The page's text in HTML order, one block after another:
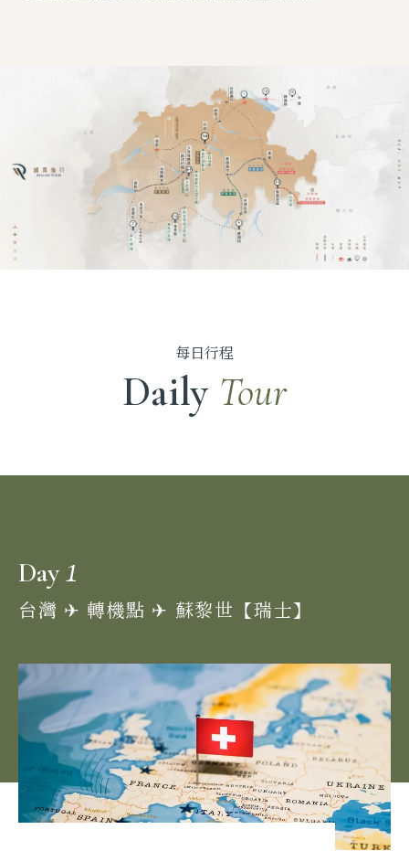
每日行程
Daily Tour
Day1
台灣 ✈︎ 轉機點 ✈︎ 蘇黎世【瑞士】